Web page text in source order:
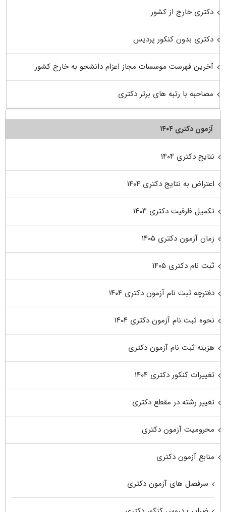
دکتری خارج از کشور
دکتری بدون کنکور پردیس
آخرین فهرست موسسات مجاز اعزام دانشجو به خارج کشور
مصاحبه با رتبه های برتر دکتری
آزمون دکتری ۱۴۰۴
نتایج دکتری ۱۴۰۴
اعتراض به نتایج دکتری ۱۴۰۴
تکمیل ظرفیت دکتری ۱۴۰۳
زمان آزمون دکتری ۱۴۰۵
ثبت نام دکتری ۱۴۰۵
دفترچه ثبت نام آزمون دکتری ۱۴۰۴
نحوه ثبت نام آزمون دکتری ۱۴۰۴
هزینه ثبت نام آزمون دکتری
تغییرات کنکور دکتری ۱۴۰۴
تغییر رشته در مقطع دکتری
محرومیت آزمون دکتری
منابع آزمون دکتری
سرفصل های آزمون دکتری